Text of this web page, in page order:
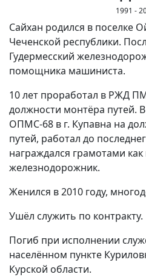
1991 -
Сайхан родился в поселке
Чеченской республики.
Гудермесский
помощника машиниста.
10 лет проработал в РЖД
должности монтёра путей.
ОПМС-68 в г. Купавна на
путей, работал до
награждался грамотами
железнодорожник.
Женился в 2010 году,
Ушёл служить по контракту.
Погиб при исполнении
населённом пункте
Курской области.